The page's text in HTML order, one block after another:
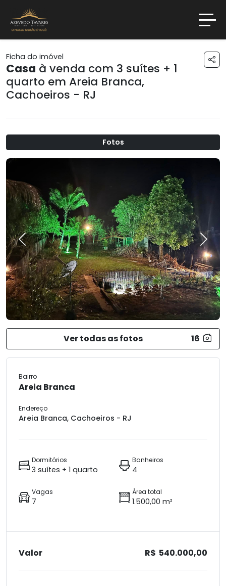
Ficha do imóvel
Casa à venda com 3 suítes + 1
quarto em Areia Branca,
Cachoeiros - RJ
Fotos
Previous Next
Ver todas as fotos 16
Bairro
Areia Branca
Endereço
Areia Branca, Cachoeiros - RJ
Dormitórios
3 suítes + 1 quarto
Banheiros
4
Vagas
7
Área total
1.500,00 m²
Valor R$ 540.000,00